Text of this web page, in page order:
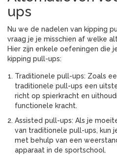
ups
Nu we de nadelen van kipping
vraag je je misschien af welke
Hier zijn enkele oefeningen die
kipping pull-ups:
Traditionele pull-ups: Zoals
traditionele pull-ups een
richt op spierkracht en
functionele kracht.
Assisted pull-ups: Als je
van traditionele pull-ups, kun
met behulp van een
apparaat in de sportschool.